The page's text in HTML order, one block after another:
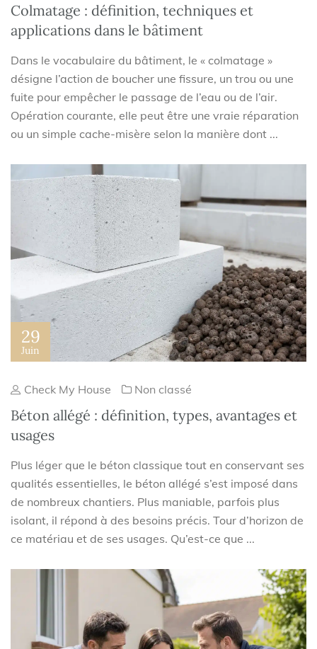
Colmatage : définition, techniques et
applications dans le bâtiment
Dans le vocabulaire du bâtiment, le « colmatage »
désigne l’action de boucher une fissure, un trou ou une
fuite pour empêcher le passage de l’eau ou de l’air.
Opération courante, elle peut être une vraie réparation
ou un simple cache-misère selon la manière dont ...
29
Juin
Check My House Non classé
Béton allégé : définition, types, avantages et
usages
Plus léger que le béton classique tout en conservant ses
qualités essentielles, le béton allégé s’est imposé dans
de nombreux chantiers. Plus maniable, parfois plus
isolant, il répond à des besoins précis. Tour d’horizon de
ce matériau et de ses usages. Qu’est-ce que ...